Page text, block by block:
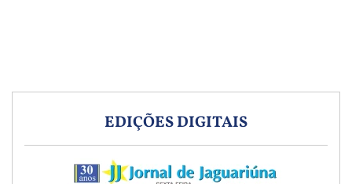
EDIÇÕES DIGITAIS